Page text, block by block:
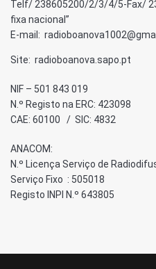
Telf/ 238605200/2/3/4/5-Fax/
fixa nacional”
E-mail:
Site: radioboanova.sapo.pt
NIF – 501 843 019
N.º Registo na ERC: 423098
CAE: 60100 / SIC: 4832
ANACOM:
N.º Licença Serviço de
Serviço Fixo : 505018
Registo INPI N.º 643805